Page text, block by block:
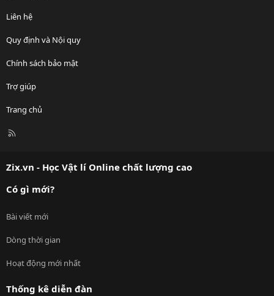
Liên hệ
Quy định và Nội quy
Chính sách bảo mật
Trợ giúp
Trang chủ
R
Zix.vn - Học Vật lí Online chất lượng cao
Có gì mới?
Bài viết mới
Dòng thời gian
Hoạt động mới nhất
Thống kê diễn đàn